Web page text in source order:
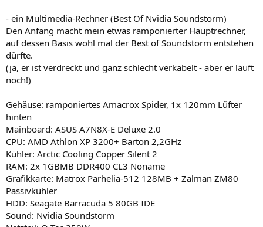
- ein Multimedia-Rechner (Best Of Nvidia Soundstorm)
Den Anfang macht mein etwas ramponierter Hauptrechner,
auf dessen Basis wohl mal der Best of Soundstorm entstehen
dürfte.
(ja, er ist verdreckt und ganz schlecht verkabelt - aber er läuft
noch!)
Gehäuse: ramponiertes Amacrox Spider, 1x 120mm Lüfter
hinten
Mainboard: ASUS A7N8X-E Deluxe 2.0
CPU: AMD Athlon XP 3200+ Barton 2,2GHz
Kühler: Arctic Cooling Copper Silent 2
RAM: 2x 1GBMB DDR400 CL3 Noname
Grafikkarte: Matrox Parhelia-512 128MB + Zalman ZM80
Passivkühler
HDD: Seagate Barracuda 5 80GB IDE
Sound: Nvidia Soundstorm